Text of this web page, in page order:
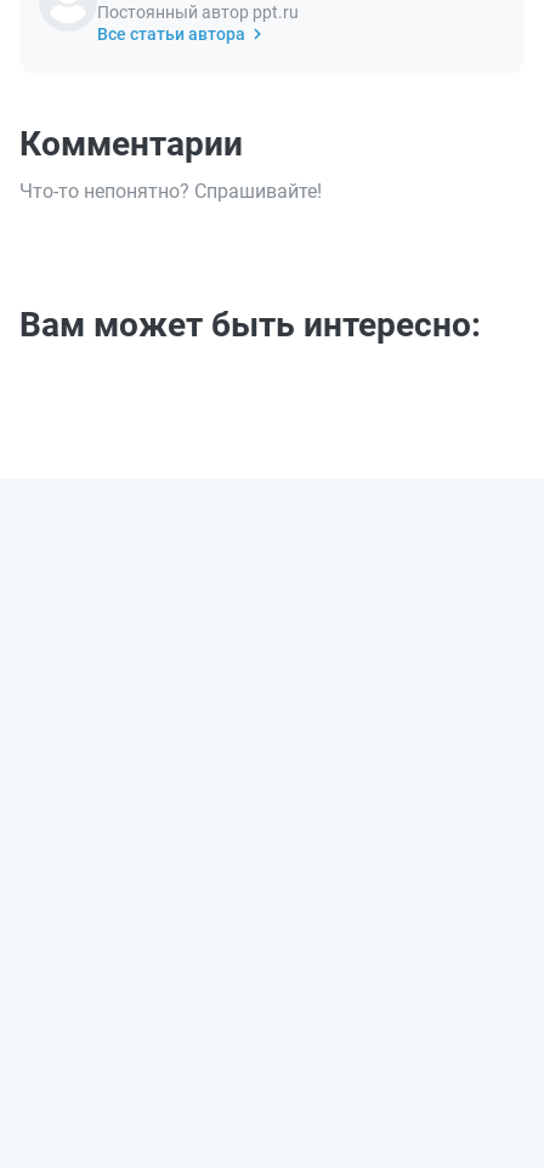
Постоянный автор ppt.ru
Все статьи автора
Комментарии
Что-то непонятно? Спрашивайте!
Вам может быть интересно: